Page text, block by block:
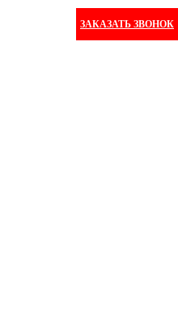
ЗАКАЗАТЬ ЗВОНОК